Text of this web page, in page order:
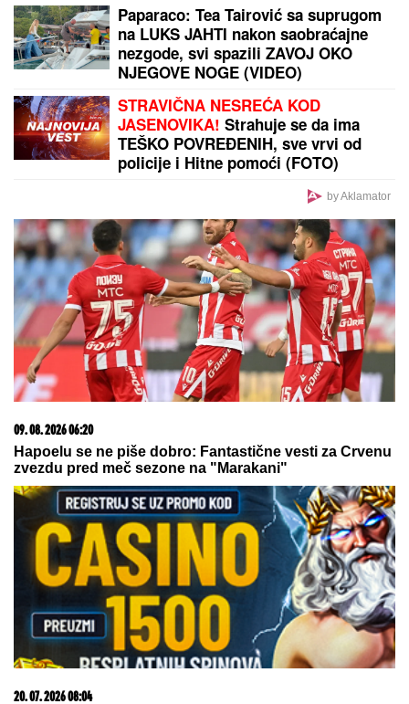
DONEO ODLUKU Evo kada Asmin Durdžić napušta
Srbiju i ide u Dubrovnik: "Sto posto će biti tada"
PREPORUKA ZA VAS
MLAD MESEC I POMRAČENJE SUNCAu istom danu
donose neviđene turbulencije: Ova četiri
horoskopska znaka DOBRO ĆE UPAMTITI 12. avgust
DALILA DRAGOJEVIĆ ŽELI U ELITU
10Otkrila pod kojim uslovima bi
ušla, cifra je ogromna: Spomenula i
skandal sa Dragojevićem
"ILIJAN UŽIVA KAO PRINC, NE
ISPUŠTAMO GA IZ RUKU"Ceca
Ražnatović o unuku, porodici Gudelj